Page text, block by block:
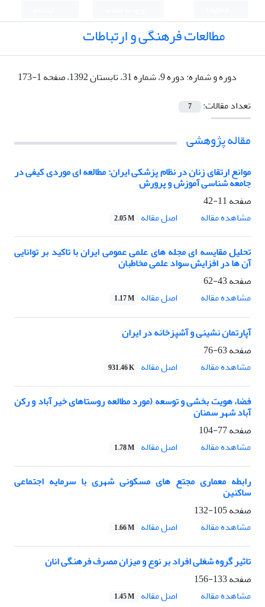
مطالعات فرهنگی و ارتباطات
دوره و شماره:دوره 9، شماره 31، تابستان 1392، صفحه 1-173
تعداد مقالات:
7
مقاله پژوهشی
موانع ارتقای زنان در نظام پزشکی ایران: مطالعه ای موردی کیفی در
جامعه شناسی آموزش و پرورش
صفحه11-42
مشاهده مقاله
اصل مقاله 2.05 M
تحلیل مقایسه ای مجله های علمی عمومی ایران با تاکید بر توانایی
آن ها در افزایش سواد علمی مخاطبان
صفحه43-62
مشاهده مقاله
اصل مقاله 1.17 M
آپارتمان نشینی و آشپزخانه در ایران
صفحه63-76
مشاهده مقاله
اصل مقاله 931.46 K
فضا، هویت بخشی و توسعه (مورد مطالعه روستاهای خیر آباد و رکن
آباد شهر سمنان
صفحه77-104
مشاهده مقاله
اصل مقاله 1.78 M
رابطه معماری مجتع های مسکونی شهری با سرمایه اجتماعی
ساکنین
صفحه105-132
مشاهده مقاله
اصل مقاله 1.66 M
تاثیر گروه شغلی افراد بر نوع و میزان مصرف فرهنگی انان
صفحه133-156
مشاهده مقاله
اصل مقاله 1.45 M